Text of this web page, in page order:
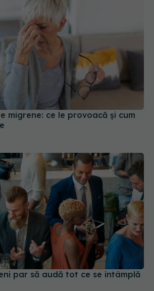
migrene: ce le provoacă și cum
par să audă tot ce se întâmplă